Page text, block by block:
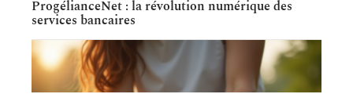
ProgélianceNet : la révolution numérique des
services bancaires